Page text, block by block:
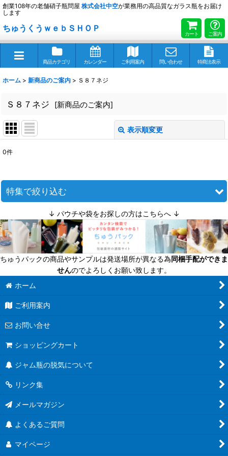
創業108年の老舗硝子瓶問屋 株式会社中空が業務用の高品質なガラス瓶をお届け
します
ちゅうくうｗｅｂＳＨＯＰ
カート ご案内
商品カテゴリ カレンダー ご利用案内 問い合わせ 特商法表示
ホーム > 新商品のご案内 > Ｓ８７ネジ
Ｓ８７ネジ [新商品のご案内]
表示順変更
並び順 :
絞り込む
0件
特集で絞り込む
迷ったら定番商品！
送料無料商品
超軽量瓶
六角びん
八角びん
角びん全て
マヨネーズびん
お酒のテイクアウト容器
人気のハーバリウム瓶
↓ パウチや袋をお探しの方はこちらへ ↓
ちゅうパックの商品やサンプルは発送場所が異なる為同梱手配ができま
せんのでよろしくお願い致します。
ホーム
ご利用案内
お問い合せ
ショッピングカート
ジャム瓶の脱気について
リンク集
メールマガジン
よくあるご質問
マイページ